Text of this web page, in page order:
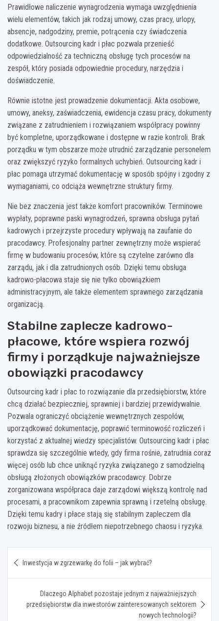
Prawidłowe naliczenie wynagrodzenia wymaga uwzględnienia
wielu elementów, takich jak rodzaj umowy, czas pracy, urlopy,
absencje, nadgodziny, premie, potrącenia czy świadczenia
dodatkowe. Outsourcing kadr i płac pozwala przenieść
odpowiedzialność za techniczną obsługę tych procesów na
zespół, który posiada odpowiednie procedury, narzędzia i
doświadczenie.
Równie istotne jest prowadzenie dokumentacji. Akta osobowe,
umowy, aneksy, zaświadczenia, ewidencja czasu pracy, dokumenty
związane z zatrudnieniem i rozwiązaniem współpracy powinny
być kompletne, uporządkowane i dostępne w razie kontroli. Brak
porządku w tym obszarze może utrudnić zarządzanie personelem
oraz zwiększyć ryzyko formalnych uchybień. Outsourcing kadr i
płac pomaga utrzymać dokumentację w sposób spójny i zgodny z
wymaganiami, co odciąża wewnętrzne struktury firmy.
Nie bez znaczenia jest także komfort pracowników. Terminowe
wypłaty, poprawne paski wynagrodzeń, sprawna obsługa pytań
kadrowych i przejrzyste procedury wpływają na zaufanie do
pracodawcy. Profesjonalny partner zewnętrzny może wspierać
firmę w budowaniu procesów, które są czytelne zarówno dla
zarządu, jak i dla zatrudnionych osób. Dzięki temu obsługa
kadrowo-płacowa staje się nie tylko obowiązkiem
administracyjnym, ale także elementem sprawnego zarządzania
organizacją.
Stabilne zaplecze kadrowo-
płacowe, które wspiera rozwój
firmy i porządkuje najważniejsze
obowiązki pracodawcy
Outsourcing kadr i płac to rozwiązanie dla przedsiębiorstw, które
chcą działać bezpieczniej, sprawniej i bardziej przewidywalnie.
Pozwala ograniczyć obciążenie wewnętrznych zespołów,
uporządkować dokumentację, poprawić terminowość rozliczeń i
korzystać z aktualnej wiedzy specjalistów. Outsourcing kadr i płac
sprawdza się szczególnie wtedy, gdy firma rośnie, zatrudnia coraz
więcej osób lub chce uniknąć ryzyka związanego z samodzielną
obsługą złożonych obowiązków pracodawcy. Dobrze
zorganizowana współpraca daje zarządowi większą kontrolę nad
procesami, a pracownikom zapewnia sprawną i rzetelną obsługę.
Dzięki temu kadry i płace stają się stabilnym zapleczem dla
rozwoju biznesu, a nie źródłem niepotrzebnego chaosu i ryzyka.
wpisu
Inwestycja w zgrzewarkę do folii – jak wybrać?
Dlaczego Alphabet pozostaje jednym z najważniejszych
przedsiębiorstw dla inwestorów zainteresowanych sektorem
nowych technologii?